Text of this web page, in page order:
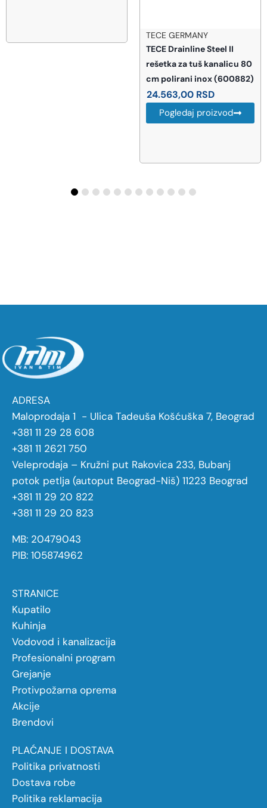
TECE GERMANY
TECE Drainline Steel II
rešetka za tuš kanalicu 80
cm polirani inox (600882)
24.563,00 RSD
Pogledaj proizvod
ADRESA
Maloprodaja 1 - Ulica Tadeuša Košćuška 7, Beograd
+381 11 29 28 608
+381 11 2621 750
Veleprodaja – Kružni put Rakovica 233, Bubanj
potok petlja (autoput Beograd-Niš) 11223 Beograd
+381 11 29 20 822
+381 11 29 20 823
MB: 20479043
PIB: 105874962
STRANICE
Kupatilo
Kuhinja
Vodovod i kanalizacija
Profesionalni program
Grejanje
Protivpožarna oprema
Akcije
Brendovi
PLAĆANJE I DOSTAVA
Politika privatnosti
Dostava robe
Politika reklamacija